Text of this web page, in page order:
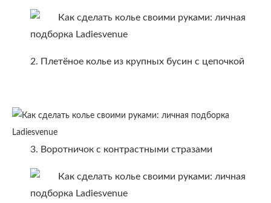
2. Плетёное колье из крупных бусин с цепочкой
3. Воротничок с контрастными стразами